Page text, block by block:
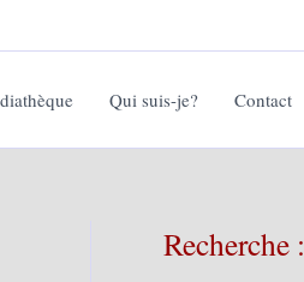
Qui suis-je? Contact
Recherche :